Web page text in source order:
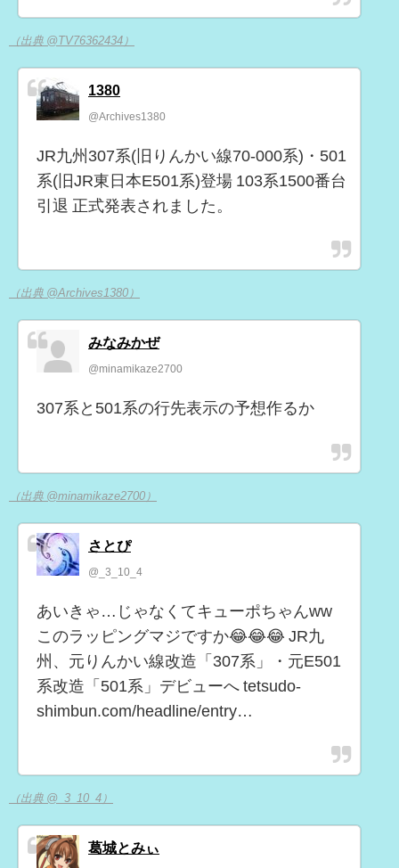
（出典 @TV76362434）
1380
@Archives1380
JR九州307系(旧りんかい線70-000系)・501
系(旧JR東日本E501系)登場 103系1500番台
引退 正式発表されました。
（出典 @Archives1380）
みなみかぜ
@minamikaze2700
307系と501系の行先表示の予想作るか
（出典 @minamikaze2700）
さとぴ
@_3_10_4
あいきゃ…じゃなくてキューポちゃんww
このラッピングマジですか😂😂😂 JR九
州、元りんかい線改造「307系」・元E501
系改造「501系」デビューへ tetsudo-
shimbun.com/headline/entry…
（出典 @_3_10_4）
葛城とみぃ